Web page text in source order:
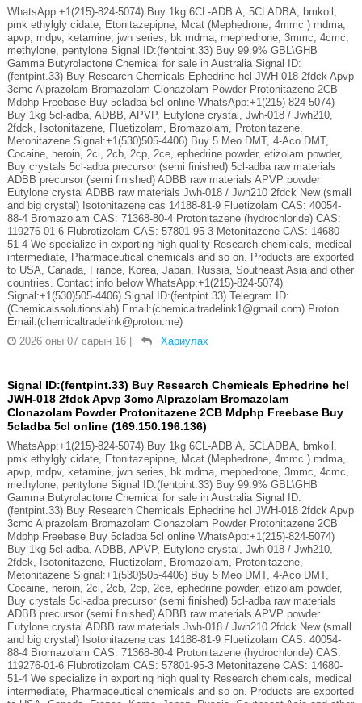
WhatsApp:+1(215)-824-5074) Buy 1kg 6CL-ADB A, 5CLADBA, bmkoil,
pmk ethylgly cidate, Etonitazepipne, Mcat (Mephedrone, 4mmc ) mdma,
apvp, mdpv, ketamine, jwh series, bk mdma, mephedrone, 3mmc, 4cmc,
methylone, pentylone Signal ID:(fentpint.33) Buy 99.9% GBL\GHB
Gamma Butyrolactone Chemical for sale in Australia Signal ID:
(fentpint.33) Buy Research Chemicals Ephedrine hcl JWH-018 2fdck Apvp
3cmc Alprazolam Bromazolam Clonazolam Powder Protonitazene 2CB
Mdphp Freebase Buy 5cladba 5cl online WhatsApp:+1(215)-824-5074)
Buy 1kg 5cl-adba, ADBB, APVP, Eutylone crystal, Jwh-018 / Jwh210,
2fdck, Isotonitazene, Fluetizolam, Bromazolam, Protonitazene,
Metonitazene Signal:+1(530)505-4406) Buy 5 Meo DMT, 4-Aco DMT,
Cocaine, heroin, 2ci, 2cb, 2cp, 2ce, ephedrine powder, etizolam powder,
Buy crystals 5cl-adba precursor (semi finished) 5cl-adba raw materials
ADBB precursor (semi finished) ADBB raw materials APVP powder
Eutylone crystal ADBB raw materials Jwh-018 / Jwh210 2fdck New (small
and big crystal) Isotonitazene cas 14188-81-9 Fluetizolam CAS: 40054-
88-4 Bromazolam CAS: 71368-80-4 Protonitazene (hydrochloride) CAS:
119276-01-6 Flubrotizolam CAS: 57801-95-3 Metonitazene CAS: 14680-
51-4 We specialize in exporting high quality Research chemicals, medical
intermediate, Pharmaceutical chemicals and so on. Products are exported
to USA, Canada, France, Korea, Japan, Russia, Southeast Asia and other
countries. Contact info below WhatsApp:+1(215)-824-5074)
Signal:+1(530)505-4406) Signal ID:(fentpint.33) Telegram ID:
(Chemicalssolutionslab) Email:(chemicaltradelink1@gmail.com) Proton
Email:(chemicaltradelink@proton.me)
2026 оны 07 сарын 16
Хариулах
Signal ID:(fentpint.33) Buy Research Chemicals Ephedrine hcl
JWH-018 2fdck Apvp 3cmc Alprazolam Bromazolam
Clonazolam Powder Protonitazene 2CB Mdphp Freebase Buy
5cladba 5cl online (169.150.196.136)
WhatsApp:+1(215)-824-5074) Buy 1kg 6CL-ADB A, 5CLADBA, bmkoil,
pmk ethylgly cidate, Etonitazepipne, Mcat (Mephedrone, 4mmc ) mdma,
apvp, mdpv, ketamine, jwh series, bk mdma, mephedrone, 3mmc, 4cmc,
methylone, pentylone Signal ID:(fentpint.33) Buy 99.9% GBL\GHB
Gamma Butyrolactone Chemical for sale in Australia Signal ID:
(fentpint.33) Buy Research Chemicals Ephedrine hcl JWH-018 2fdck Apvp
3cmc Alprazolam Bromazolam Clonazolam Powder Protonitazene 2CB
Mdphp Freebase Buy 5cladba 5cl online WhatsApp:+1(215)-824-5074)
Buy 1kg 5cl-adba, ADBB, APVP, Eutylone crystal, Jwh-018 / Jwh210,
2fdck, Isotonitazene, Fluetizolam, Bromazolam, Protonitazene,
Metonitazene Signal:+1(530)505-4406) Buy 5 Meo DMT, 4-Aco DMT,
Cocaine, heroin, 2ci, 2cb, 2cp, 2ce, ephedrine powder, etizolam powder,
Buy crystals 5cl-adba precursor (semi finished) 5cl-adba raw materials
ADBB precursor (semi finished) ADBB raw materials APVP powder
Eutylone crystal ADBB raw materials Jwh-018 / Jwh210 2fdck New (small
and big crystal) Isotonitazene cas 14188-81-9 Fluetizolam CAS: 40054-
88-4 Bromazolam CAS: 71368-80-4 Protonitazene (hydrochloride) CAS:
119276-01-6 Flubrotizolam CAS: 57801-95-3 Metonitazene CAS: 14680-
51-4 We specialize in exporting high quality Research chemicals, medical
intermediate, Pharmaceutical chemicals and so on. Products are exported